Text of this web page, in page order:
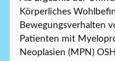
Körperliches
Bewegungsverhalten
Patienten mit
Neoplasien (MPN)